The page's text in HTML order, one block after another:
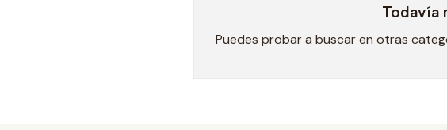
Todavía
Puedes probar a buscar en otras